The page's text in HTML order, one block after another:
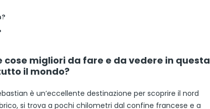
cose migliori da fare e da vedere in questa
il mondo?
è un’eccellente destinazione per scoprire il nord
si trova a pochi chilometri dal confine francese e a